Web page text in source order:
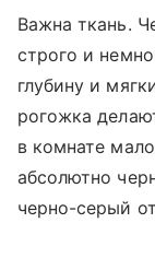
Важна ткань.
строго и
глубину и
рогожка
в комнате
абсолютно
черно-серый